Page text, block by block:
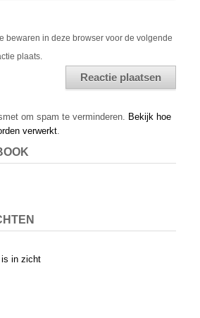
bewaren in deze browser voor de volgende
plaats.
om spam te verminderen. Bekijk hoe
verwerkt.
is in zicht